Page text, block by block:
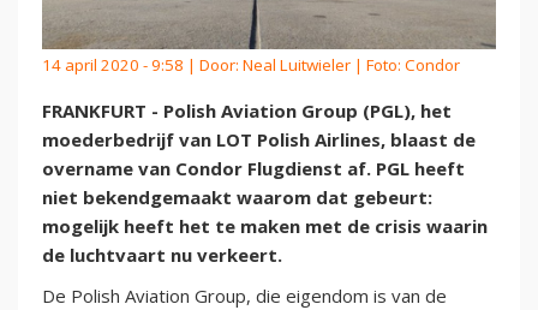
14 april 2020 - 9:58 | Door: Neal Luitwieler | Foto: Condor
FRANKFURT - Polish Aviation Group (PGL), het
moederbedrijf van LOT Polish Airlines, blaast de
overname van Condor Flugdienst af. PGL heeft
niet bekendgemaakt waarom dat gebeurt:
mogelijk heeft het te maken met de crisis waarin
de luchtvaart nu verkeert.
De Polish Aviation Group, die eigendom is van de